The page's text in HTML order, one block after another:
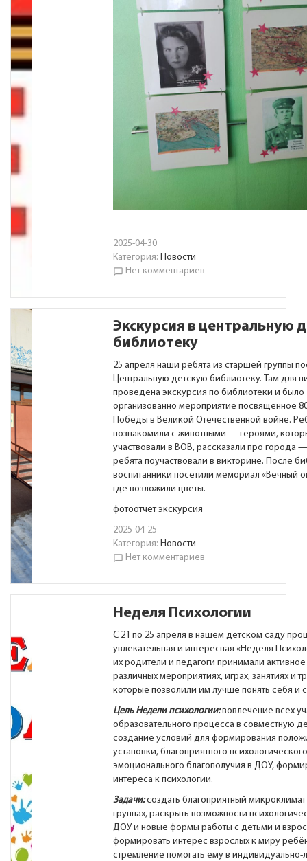
2025-04-30
Категория: Новости
chat_bubble_outline Нет комментариев
Экскурсия в центральную
библиотеку
25 апреля наши ребята из старшей группы
Центральную детскую библиотеку. Там для
проведена экскурсия по библиотеки и было
организованно мероприятие посвященное
Победы в Великой Отечественной войне.
познакомили с животными — героями,
участвовали в ВОВ, рассказали про города
ребята поучаствовали в викторине. После
воспитанники посетили мемориал «Вечный
где возложили цветы.
фотоотчет экскурсия
2025-04-25
Категория: Новости
chat_bubble_outline Нет комментариев
Неделя Психологии
С 21 по 25 апреля в нашем детском саду
увлекательная и интересная «Неделя
их родители и педагоги принимали активное
различных мероприятиях, играх, занятиях и
которые позволили им лучше понять себя и
Цель Недели психологии:вовлечение всех
образовательного процесса в совместную
создание условий для формирования
установки, благоприятного
эмоционального благополучия в ДОУ,
интереса к психологии.
Задачи:создать благоприятный
группах, раскрыть возможности
ДОУ и новые формы работы с детьми и
формировать интерес взрослых к миру
стремление помогать ему в индивидуально-